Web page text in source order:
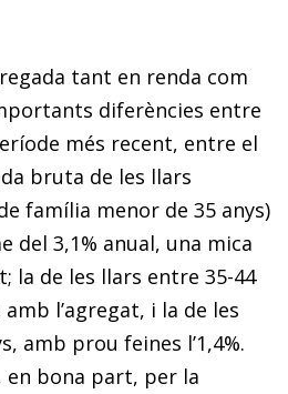
tant en renda com
diferències entre
més recent, entre el
bruta de les llars
família menor de 35 anys)
del 3,1% anual, una mica
la de les llars entre 35-44
amb l’agregat, i la de les
amb prou feines l’1,4%.
en bona part, per la